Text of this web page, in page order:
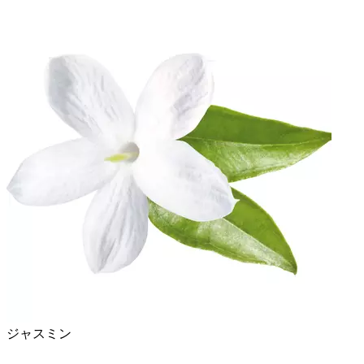
ジャスミン